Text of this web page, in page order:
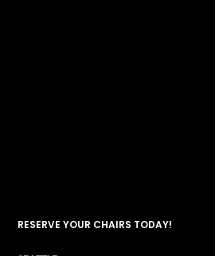
RESERVE YOUR CHAIRS TODAY!